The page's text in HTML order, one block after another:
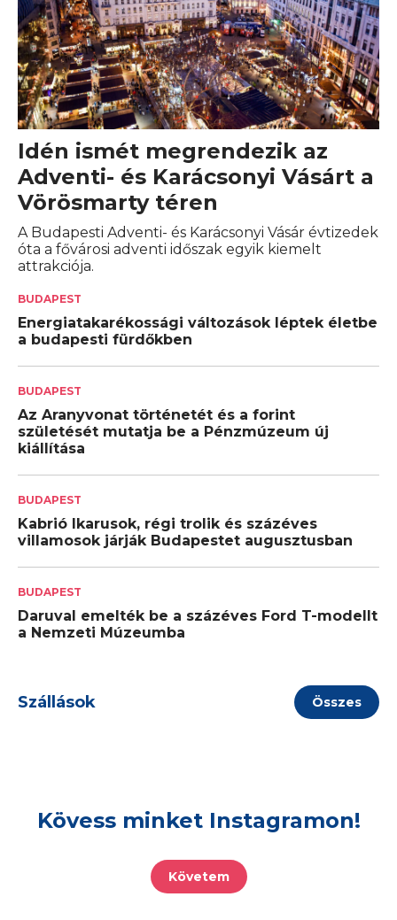
Idén ismét megrendezik az
Adventi- és Karácsonyi Vásárt a
Vörösmarty téren
A Budapesti Adventi- és Karácsonyi Vásár évtizedek
óta a fővárosi adventi időszak egyik kiemelt
attrakciója.
BUDAPEST
Energiatakarékossági változások léptek életbe
a budapesti fürdőkben
BUDAPEST
Az Aranyvonat történetét és a forint
születését mutatja be a Pénzmúzeum új
kiállítása
BUDAPEST
Kabrió Ikarusok, régi trolik és százéves
villamosok járják Budapestet augusztusban
BUDAPEST
Daruval emelték be a százéves Ford T-modellt
a Nemzeti Múzeumba
Szállások Összes
Kövess minket Instagramon!
Követem